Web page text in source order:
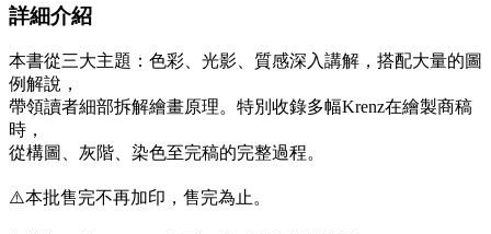
詳細介紹
本書從三大主題：色彩、光影、質感深入講解，搭配大量的圖
例解說，
帶領讀者細部拆解繪畫原理。特別收錄多幅Krenz在繪製商稿
時，
從構圖、灰階、染色至完稿的完整過程。
⚠️本批售完不再加印，售完為止。